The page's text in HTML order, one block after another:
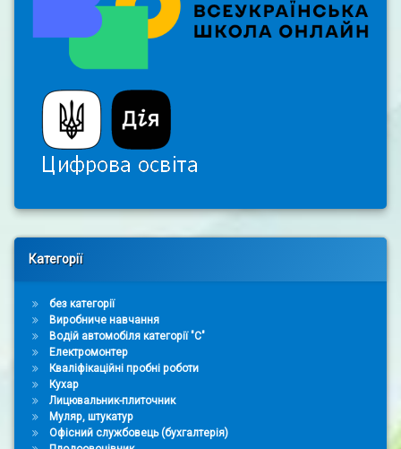
Right Sidebar
Категорії
без категорії
Виробниче навчання
Водій автомобіля категорії "С"
Електромонтер
Кваліфікаційні пробні роботи
Кухар
Лицювальник-плиточник
Муляр, штукатур
Офісний службовець (бухгалтерія)